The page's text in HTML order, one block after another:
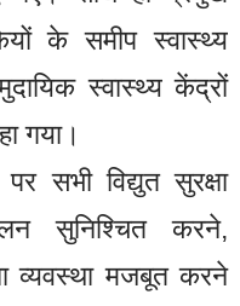
के समीप स्वास्थ्य
स्वास्थ्य केंद्रों
गया।
सभी विद्युत सुरक्षा
सुनिश्चित करने,
व्यवस्था मजबूत करने